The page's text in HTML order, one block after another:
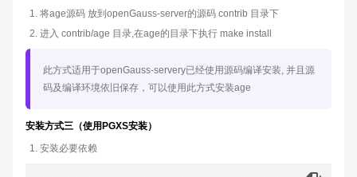
将age源码 放到openGauss-server的源码 contrib 目录下
进入 contrib/age 目录,在age的目录下执行 make install
此方式适用于openGauss-servery已经使用源码编译安装, 并且源
码及编译环境依旧保存，可以使用此方式安装age
安装方式三（使用PGXS安装）
安装必要依赖